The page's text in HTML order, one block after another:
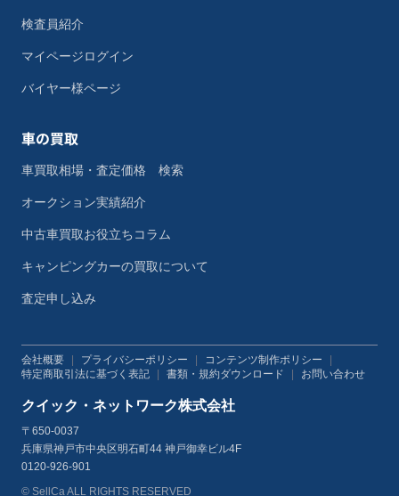
検査員紹介
マイページログイン
バイヤー様ページ
車の買取
車買取相場・査定価格 検索
オークション実績紹介
中古車買取お役立ちコラム
キャンピングカーの買取について
査定申し込み
会社概要 プライバシーポリシー コンテンツ制作ポリシー
特定商取引法に基づく表記
書類・規約ダウンロード お問い合わせ
クイック・ネットワーク株式会社
〒650-0037
兵庫県神戸市中央区明石町44 神戸御幸ビル4F
0120-926-901
© SellCa ALL RIGHTS RESERVED